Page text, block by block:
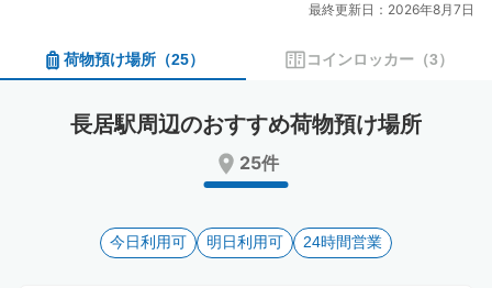
calendar
and
date.
calendar
and
a
date.
mark
key
最終更新日：2026年8月7日
荷物預け場所 （25） コインロッカー （3）
長居駅周辺のおすすめ荷物預け場所
25件
今日利用可 明日利用可 24時間営業